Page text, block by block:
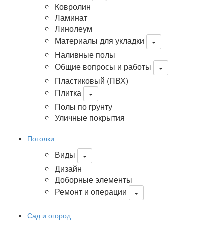
Ковролин
Ламинат
Линолеум
Материалы для укладки
Наливные полы
Общие вопросы и работы
Пластиковый (ПВХ)
Плитка
Полы по грунту
Уличные покрытия
Потолки
Виды
Дизайн
Доборные элементы
Ремонт и операции
Сад и огород